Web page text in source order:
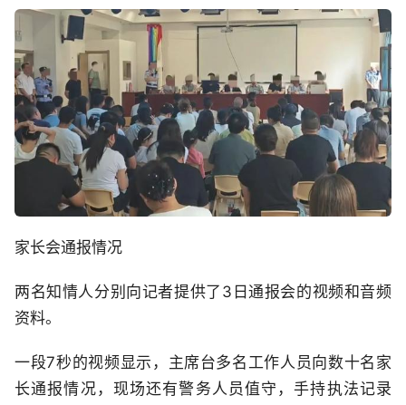
家长会通报情况
两名知情人分别向记者提供了3日通报会的视频和音频
资料。
一段7秒的视频显示，主席台多名工作人员向数十名家
长通报情况，现场还有警务人员值守，手持执法记录